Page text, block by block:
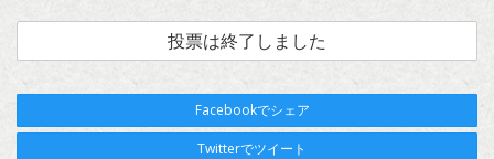
投票は終了しました
Facebookでシェア
Twitterでツイート